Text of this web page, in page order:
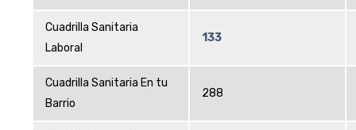
Cuadrilla Sanitaria
Laboral
133
Cuadrilla Sanitaria En tu
Barrio
288